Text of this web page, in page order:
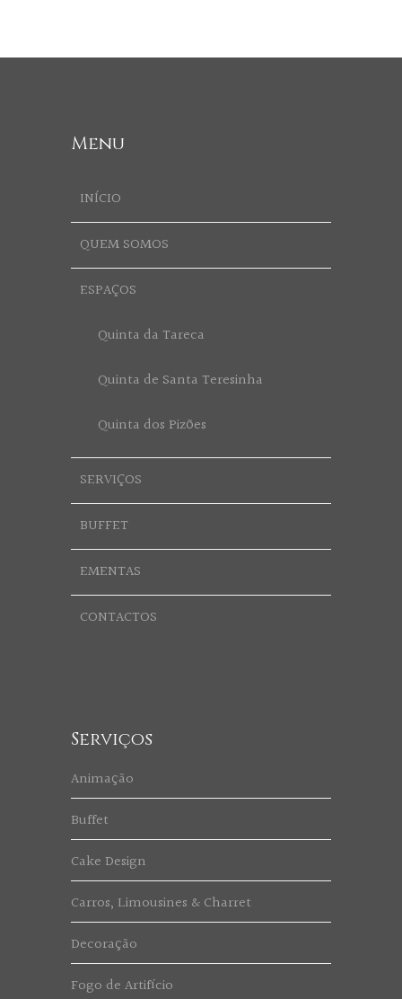
Menu
INÍCIO
QUEM SOMOS
ESPAÇOS
Quinta da Tareca
Quinta de Santa Teresinha
Quinta dos Pizões
SERVIÇOS
BUFFET
EMENTAS
CONTACTOS
Serviços
Animação
Buffet
Cake Design
Carros, Limousines & Charret
Decoração
Fogo de Artifício